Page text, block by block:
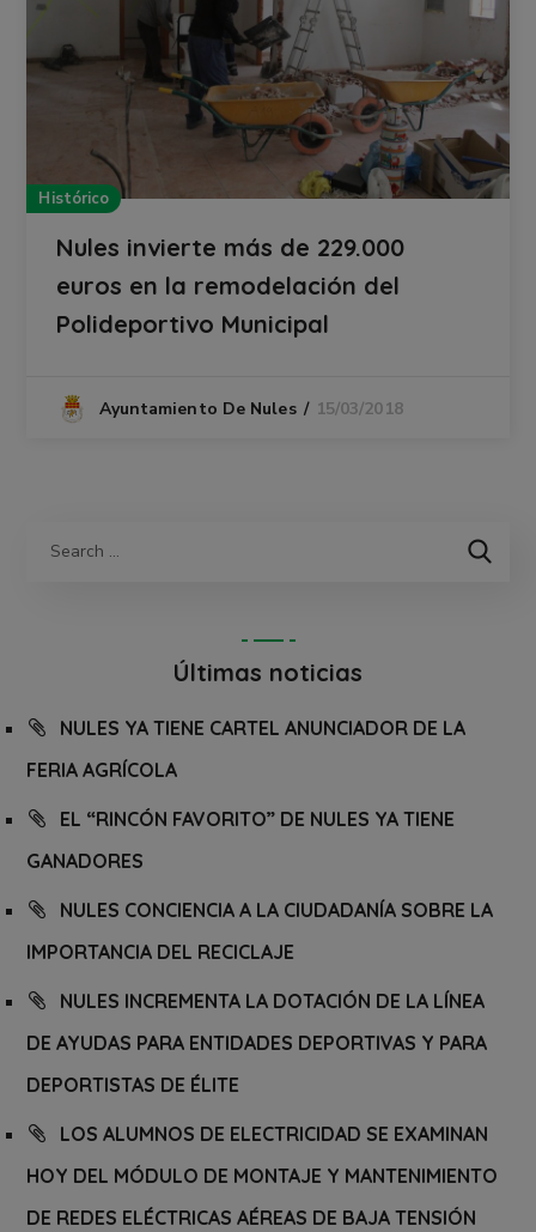
Histórico
Nules invierte más de 229.000
euros en la remodelación del
Polideportivo Municipal
Ayuntamiento De Nules 15/03/2018
Últimas noticias
NULES YA TIENE CARTEL ANUNCIADOR DE LA
FERIA AGRÍCOLA
EL “RINCÓN FAVORITO” DE NULES YA TIENE
GANADORES
NULES CONCIENCIA A LA CIUDADANÍA SOBRE LA
IMPORTANCIA DEL RECICLAJE
NULES INCREMENTA LA DOTACIÓN DE LA LÍNEA
DE AYUDAS PARA ENTIDADES DEPORTIVAS Y PARA
DEPORTISTAS DE ÉLITE
LOS ALUMNOS DE ELECTRICIDAD SE EXAMINAN
HOY DEL MÓDULO DE MONTAJE Y MANTENIMIENTO
DE REDES ELÉCTRICAS AÉREAS DE BAJA TENSIÓN